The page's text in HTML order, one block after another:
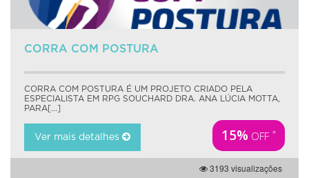
CORRA COM POSTURA
CORRA COM POSTURA É UM PROJETO CRIADO PELA
ESPECIALISTA EM RPG SOUCHARD DRA. ANA LÚCIA MOTTA,
PARA[...]
Ver mais detalhes 15% OFF *
3193 visualizações